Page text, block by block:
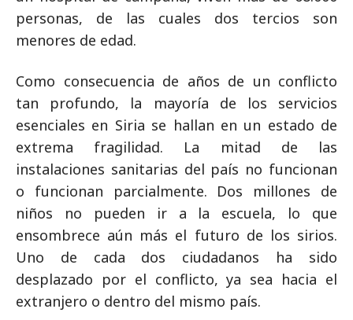
personas, de las cuales dos tercios son
menores de edad.
Como consecuencia de años de un conflicto
tan profundo, la mayoría de los servicios
esenciales en Siria se hallan en un estado de
extrema fragilidad. La mitad de las
instalaciones sanitarias del país no funcionan
o funcionan parcialmente. Dos millones de
niños no pueden ir a la escuela, lo que
ensombrece aún más el futuro de los sirios.
Uno de cada dos ciudadanos ha sido
desplazado por el conflicto, ya sea hacia el
extranjero o dentro del mismo país.